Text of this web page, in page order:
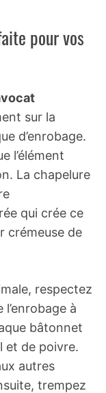
pour vos
sur la
d’enrobage.
l’élément
La chapelure
qui crée ce
crémeuse de
respectez
à
bâtonnet
et de poivre.
autres
trempez